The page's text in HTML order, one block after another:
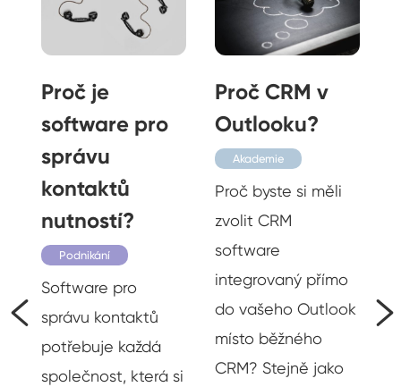
Proč je
software pro
správu
kontaktů
nutností?
Podnikání
Software pro
správu kontaktů
potřebuje každá
společnost, která si
Proč CRM v
Outlooku?
Akademie
Proč byste si měli
zvolit CRM
software
integrovaný přímo
do vašeho Outlook
místo běžného
CRM? Stejně jako